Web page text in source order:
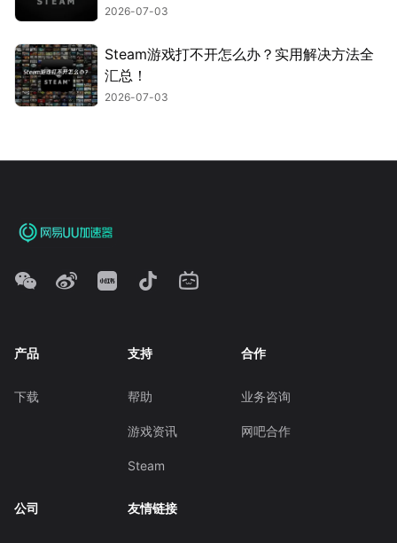
2026-07-03
Steam游戏打不开怎么办？实用解决方法全
汇总！
2026-07-03
产品
下载
支持
帮助
游戏资讯
Steam
合作
业务咨询
网吧合作
公司 友情链接